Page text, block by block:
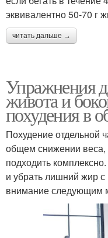
эквивалентно 50-70 г
читать дальше →
Упражнения
живота и
похудения в
Похудение отдельной
общем снижении веса,
подходить
и убрать лишний жир с
внимание следующим